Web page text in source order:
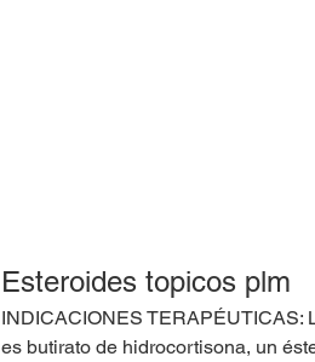
Esteroides topicos plm
INDICACIONES TERAPÉUTICAS:
es butirato de hidrocortisona, un